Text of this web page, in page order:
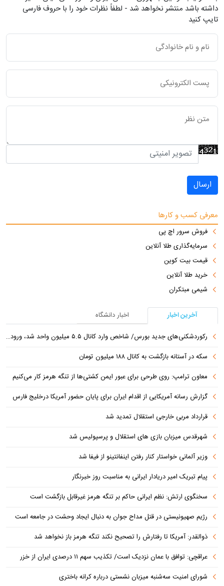
داشته باشد منتشر نخواهد شد - لطفاً نظرات خود را با حروف فارسی
تایپ کنید
ارسال
معرفی کسب و کارها
فروش سرور اچ پی
سرمایه‌گذاری طلا آنلاین
قیمت بیت کوین
خرید طلا آنلاین
شیمی مبتکران
آخرین اخبار
اخبار دانشگاه
رکوردشکنی‌های جدید بورس/ شاخص وارد کانال ۵.۵ میلیون واحد شد، ورود ۹ همت پول حقیقی
سکه در آستانه بازگشت به کانال ۱۸۸ میلیون تومان
معاون ترامپ: روی طرحی برای عبور ایمن کشتی‌ها از تنگه هرمز کار می‌کنیم
گزارش رسانه آمریکایی از اقدام ایران برای پایان حضور آمریکا درخلیج فارس
قرارداد مربی خارجی استقلال تمدید شد
شهرقدس میزبان بازی های استقلال و پرسپولیس شد
وزیر آلمانی خواستار کنار رفتن اینفانتینو از فیفا شد
پیام تبریک امیر دریادار ایرانی به مناسبت روز خبرنگار
سخنگوی ارتش: نظم ایرانی حاکم بر تنگه هرمز غیرقابل بازگشت است
رژیم صهیونیستی در قتل مداح جوان به دنبال ایجاد وحشت در جامعه است
ذوالقدر: آمریکا تا رفتارش را تصحیح نکند تنگه هرمز باز نخواهد شد
عراقچی: توافق با عمان نزدیک است/ تکذیب سهم ۱۱ درصدی ایران از خزر
شورای امنیت سه‌شنبه میزبان نشستی درباره کرانه باختری